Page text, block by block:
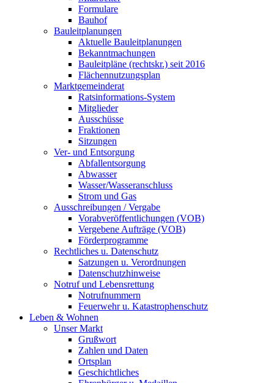
Formulare
Bauhof
Bauleitplanungen
Aktuelle Bauleitplanungen
Bekanntmachungen
Bauleitpläne (rechtskr.) seit 2016
Flächennutzungsplan
Marktgemeinderat
Ratsinformations-System
Mitglieder
Ausschüsse
Fraktionen
Sitzungen
Ver- und Entsorgung
Abfallentsorgung
Abwasser
Wasser/Wasseranschluss
Strom und Gas
Ausschreibungen / Vergabe
Vorabveröffentlichungen (VOB)
Vergebene Aufträge (VOB)
Förderprogramme
Rechtliches u. Datenschutz
Satzungen u. Verordnungen
Datenschutzhinweise
Notruf und Lebensrettung
Notrufnummern
Feuerwehr u. Katastrophenschutz
Leben & Wohnen
Unser Markt
Grußwort
Zahlen und Daten
Ortsplan
Geschichtliches